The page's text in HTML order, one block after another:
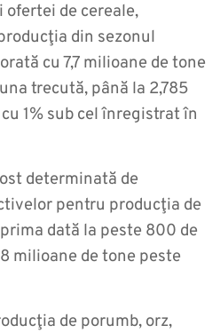
de cereale,
din sezonul
cu 7,7 milioane de tone
trecută, până la 2,785
1% sub cel înregistrat în
determinată de
pentru producţia de
dată la peste 800 de
milioane de tone peste
de porumb, orz,